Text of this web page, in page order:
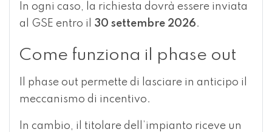
In ogni caso, la richiesta dovrà essere inviata
al GSE entro il 30 settembre 2026.
Come funziona il phase out
Il phase out permette di lasciare in anticipo il
meccanismo di incentivo.
In cambio, il titolare dell’impianto riceve un